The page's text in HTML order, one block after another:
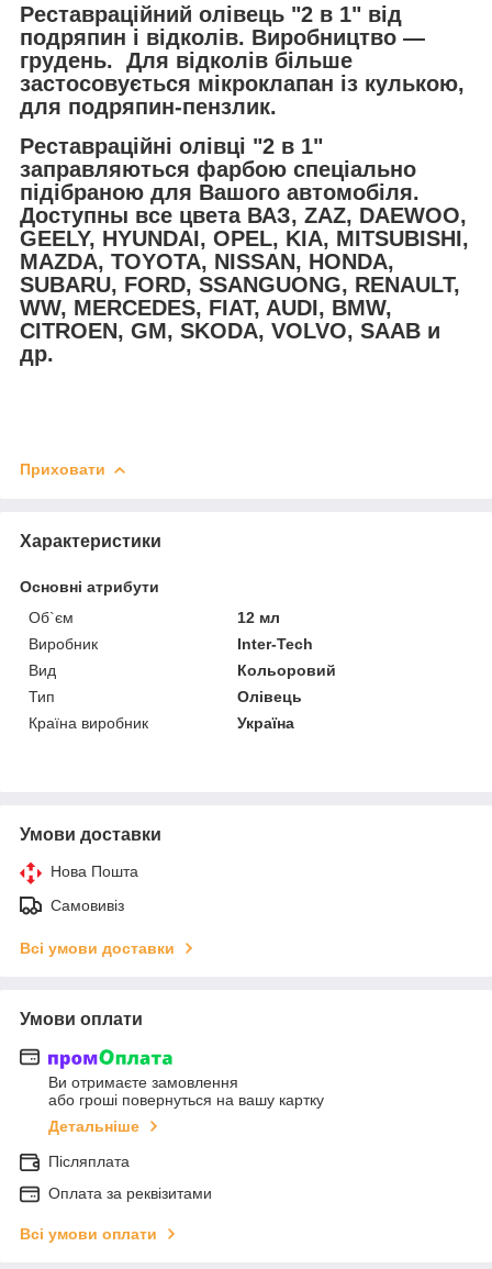
Реставраційний олівець "2 в 1" від
подряпин і відколів. Виробництво —
грудень. Для відколів більше
застосовується мікроклапан із кулькою,
для подряпин-пензлик.
Реставраційні олівці "2 в 1"
заправляються фарбою спеціально
підібраною для Вашого автомобіля.
Доступны все цвета ВАЗ, ZAZ, DAEWOO,
GEELY, HYUNDAI, OPEL, KIA, MITSUBISHI,
MAZDA, TOYOTA, NISSAN, HONDA,
SUBARU, FORD, SSANGUONG, RENAULT,
WW, MERCEDES, FIAT, AUDI, BMW,
CITROEN, GM, SKODA, VOLVO, SAAB и
др.
Приховати
Характеристики
Основні атрибути
Об`єм
12 мл
Виробник
Inter-Tech
Вид
Кольоровий
Тип
Олівець
Країна виробник
Україна
Умови доставки
Нова Пошта
Самовивіз
Всі умови доставки
Умови оплати
Ви отримаєте замовлення
або гроші повернуться на вашу картку
Детальніше
Післяплата
Оплата за реквізитами
Всі умови оплати